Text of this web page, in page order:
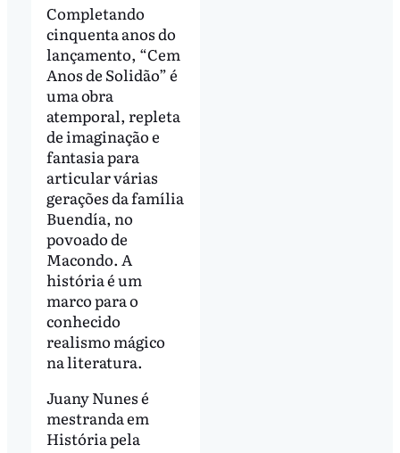
Completando
cinquenta anos do
lançamento, “Cem
Anos de Solidão” é
uma obra
atemporal, repleta
de imaginação e
fantasia para
articular várias
gerações da família
Buendía, no
povoado de
Macondo. A
história é um
marco para o
conhecido
realismo mágico
na literatura.
Juany Nunes é
mestranda em
História pela